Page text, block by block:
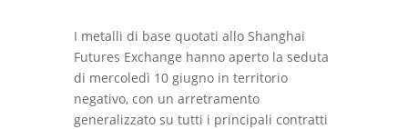
I metalli di base quotati allo Shanghai
Futures Exchange hanno aperto la seduta
di mercoledì 10 giugno in territorio
negativo, con un arretramento
generalizzato su tutti i principali contratti